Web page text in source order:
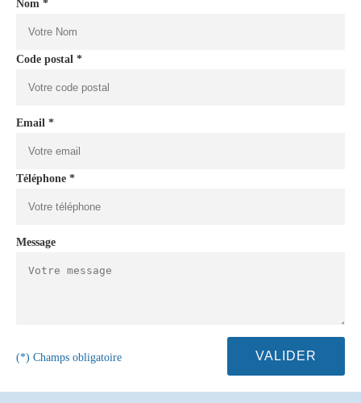
Nom *
Code postal *
Email *
Téléphone *
Message
(*) Champs obligatoire